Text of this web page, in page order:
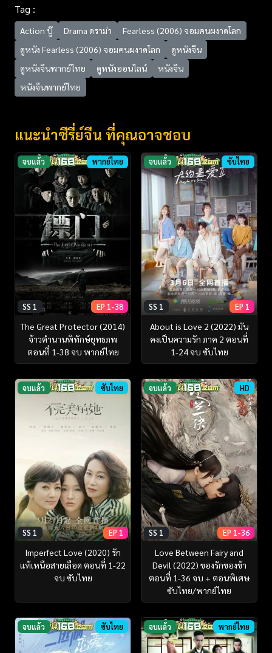
Tag :
Action บู๊ Drama ดราม่า
Fearless (2006) จอมคนผงาดโลก
ดูหนัง Fearless (2006) จอมคนผงาดโลก
ดูหนังจีน
ดูหนังจีนพากย์ไทย
ดูหนังออนไลน์
หนังจีน
หนังจีนพากย์ไทย
แนะนำซีรี่ย์จีน ที่คุณอาจชอบ
จบแล้ว พากย์ไทย
SS 1 EP 1-38
The Great Protector (2014)
จ้าวตำนานพิทักษ์ยุทธภพ
ตอนที่ 1-38 จบ พากย์ไทย
จบแล้ว ซับไทย
SS 1 EP 1
About is Love 2 (2022) มัน
คงเป็นความรัก ภาค 2 ตอนที่
1-24 จบ ซับไทย
จบแล้ว ซับไทย
SS 1 EP 1
Imperfect Love (2020) รัก
แท้เหนือสายเลือด ตอนที่ 1-22
จบ ซับไทย
จบแล้ว HD
SS 1 EP 1-36
Love Between Fairy and
Devil (2022) ของรักของข้า
ตอนที่ 1-36 จบ + ตอนพิเศษ
ซับไทย/พากย์ไทย
จบแล้ว ซับไทย จบแล้ว พากย์ไทย